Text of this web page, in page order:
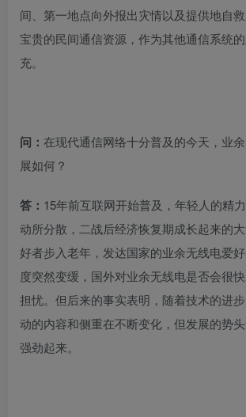
间、第一地点向外报出灾情以及提供地自
宝贵的民间通信资源，作为其他通信系统
充。
问： 在现代通信网络十分普及的今天，业
展如何？
答： 15年前互联网开始普及，年轻人的精
动所分散，二战后经济恢复期成长起来的
好者步入老年，发达国家的业余无线电爱
度突然变缓，国外对业余无线电是否会很
担忧。但后来的事实表明，随着技术的进
动的内容和侧重在不断变化，但发展的势
强劲起来。